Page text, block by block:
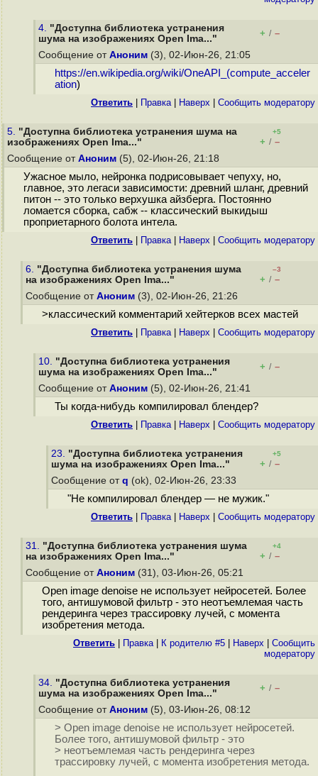
4. "Доступна библиотека устранения
шума на изображениях Open Ima..."
+ / –
Сообщение от Аноним (3), 02-Июн-26, 21:05
https://en.wikipedia.org/wiki/OneAPI_(compute_acceler
ation)
Ответить Правка| Наверх Cообщить модератору
5. "Доступна библиотека устранения шума на
изображениях Open Ima..."
+5
+ / –
Сообщение от Аноним (5), 02-Июн-26, 21:18
Ужасное мыло, нейронка подрисовывает чепуху, но,
главное, это легаси зависимости: древний шланг, древний
питон -- это только верхушка айзберга. Постоянно
ломается сборка, сабж -- классический выкидыш
проприетарного болота интела.
Ответить Правка| Наверх Cообщить модератору
6. "Доступна библиотека устранения шума
на изображениях Open Ima..."
–3
+ / –
Сообщение от Аноним (3), 02-Июн-26, 21:26
>классический комментарий хейтерков всех мастей
Ответить Правка| Наверх Cообщить модератору
10. "Доступна библиотека устранения
шума на изображениях Open Ima..."
+ / –
Сообщение от Аноним (5), 02-Июн-26, 21:41
Ты когда-нибудь компилировал блендер?
Ответить Правка| Наверх Cообщить модератору
23. "Доступна библиотека устранения
шума на изображениях Open Ima..."
+5
+ / –
Сообщение от q (ok), 02-Июн-26, 23:33
"Не компилировал блендер — не мужик."
Ответить Правка| Наверх Cообщить модератору
31. "Доступна библиотека устранения шума
на изображениях Open Ima..."
+4
+ / –
Сообщение от Аноним (31), 03-Июн-26, 05:21
Open image denoise не использует нейросетей. Более
того, антишумовой фильтр - это неотъемлемая часть
рендеринга через трассировку лучей, с момента
изобретения метода.
Ответить Правка| К родителю #5 Наверх
Cообщить
модератору
34. "Доступна библиотека устранения
шума на изображениях Open Ima..."
+ / –
Сообщение от Аноним (5), 03-Июн-26, 08:12
> Open image denoise не использует нейросетей.
Более того, антишумовой фильтр - это
> неотъемлемая часть рендеринга через
трассировку лучей, с момента изобретения метода.